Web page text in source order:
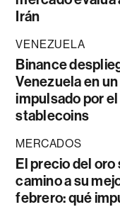
Irán
VENEZUELA
Binance
Venezuela en
impulsado por
stablecoins
MERCADOS
El precio del oro
camino a su
febrero: qué